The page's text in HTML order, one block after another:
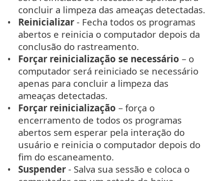
concluir a limpeza das ameaças detectadas.
Reinicializar - Fecha todos os programas
abertos e reinicia o computador depois da
conclusão do rastreamento.
Forçar reinicialização se necessário – o
computador será reiniciado se necessário
apenas para concluir a limpeza das
ameaças detectadas.
Forçar reinicialização – força o
encerramento de todos os programas
abertos sem esperar pela interação do
usuário e reinicia o computador depois do
fim do escaneamento.
Suspender - Salva sua sessão e coloca o